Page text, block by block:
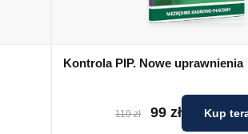
Kontrola PIP. Nowe uprawnienia
119 zł 99 zł Kup